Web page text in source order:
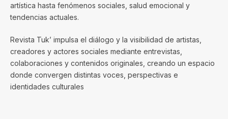
artística hasta fenómenos sociales, salud emocional y
tendencias actuales.
Revista Tuk’ impulsa el diálogo y la visibilidad de artistas,
creadores y actores sociales mediante entrevistas,
colaboraciones y contenidos originales, creando un espacio
donde convergen distintas voces, perspectivas e
identidades culturales